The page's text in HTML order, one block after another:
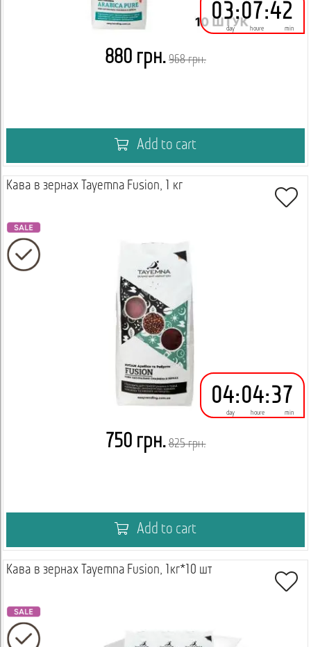
03
day
:07
houre
:42
min
880 грн. 968 грн.
Add to cart
Кава в зернах Tayemna Fusion, 1 кг
04
day
:04
houre
:37
min
750 грн. 825 грн.
Add to cart
Кава в зернах Tayemna Fusion, 1кг*10 шт